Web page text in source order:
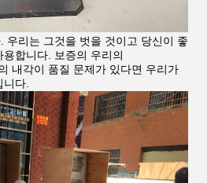
우리는 그것을 벗을 것이고 당신이 좋
합니다. 보증의 우리의
내각이 품질 문제가 있다면 우리가
다.